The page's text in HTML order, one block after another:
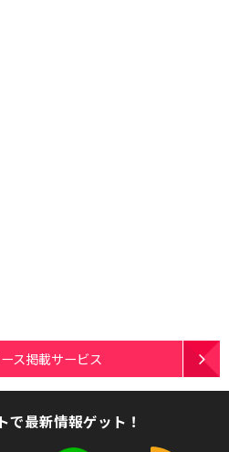
ス掲載サービス
で最新情報ゲット！